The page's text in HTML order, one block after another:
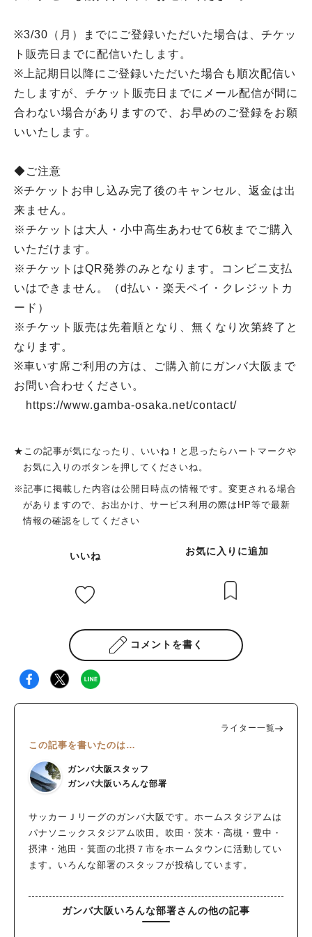
※3/30（月）までにご登録いただいた場合は、チケッ
ト販売日までに配信いたします。
※上記期日以降にご登録いただいた場合も順次配信い
たしますが、チケット販売日までにメール配信が間に
合わない場合がありますので、お早めのご登録をお願
いいたします。
◆ご注意
※チケットお申し込み完了後のキャンセル、返金は出
来ません。
※チケットは大人・小中高生あわせて6枚までご購入
いただけます。
※チケットはQR発券のみとなります。コンビニ支払
いはできません。（d払い・楽天ペイ・クレジットカ
ード）
※チケット販売は先着順となり、無くなり次第終了と
なります。
※車いす席ご利用の方は、ご購入前にガンバ大阪まで
お問い合わせください。
https://www.gamba-osaka.net/contact/
★この記事が気になったり、いいね！と思ったらハートマークや
お気に入りのボタンを押してくださいね。
※記事に掲載した内容は公開日時点の情報です。変更される場合
がありますので、お出かけ、サービス利用の際はHP等で最新
情報の確認をしてください
いいね お気に入りに追加
コメントを書く
ライター一覧
この記事を書いたのは…
ガンバ大阪スタッフ
ガンバ大阪いろんな部署
サッカーＪリーグのガンバ大阪です。ホームスタジアムは
パナソニックスタジアム吹田。吹田・茨木・高槻・豊中・
摂津・池田・箕面の北摂７市をホームタウンに活動してい
ます。いろんな部署のスタッフが投稿しています。
ガンバ大阪いろんな部署さんの他の記事